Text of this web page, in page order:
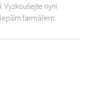
Vyzkoušejte nyní
farmářem.